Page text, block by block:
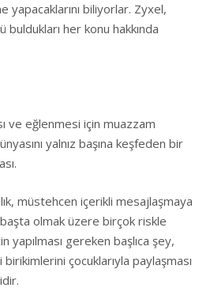
yapacaklarını biliyorlar. Zyxel,
buldukları her konu hakkında
ve eğlenmesi için muazzam
yalnız başına keşfeden bir
müstehcen içerikli mesajlaşmaya
olmak üzere birçok riskle
yapılması gereken başlıca şey,
çocuklarıyla paylaşması